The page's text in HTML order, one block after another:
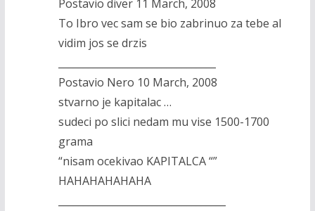
Postavio diver 11 March, 2008
To Ibro vec sam se bio zabrinuo za tebe al
vidim jos se drzis
Postavio Nero 10 March, 2008
stvarno je kapitalac …
sudeci po slici nedam mu vise 1500-1700
grama
“nisam ocekivao KAPITALCA “”
HAHAHAHAHAHA